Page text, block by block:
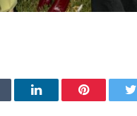
تويتر بينتيريستلينكدإن